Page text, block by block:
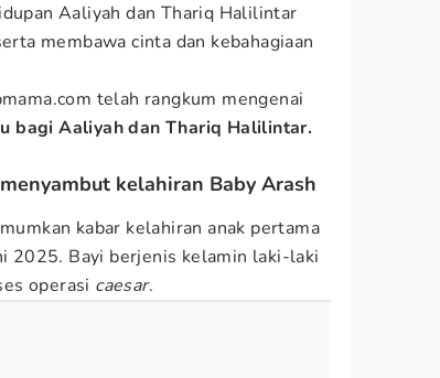
Aaliyah dan Thariq Halilintar
membawa cinta dan kebahagiaan
telah rangkum mengenai
bagi Aaliyah dan Thariq Halilintar.
kelahiran Baby Arash
kabar kelahiran anak pertama
2025. Bayi berjenis kelamin laki-laki
operasi caesar.